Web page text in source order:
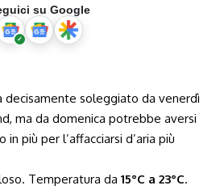
su Google
decisamente soleggiato da venerdì
ma da domenica potrebbe aversi
più per l’affacciarsi d’aria più
Temperatura da 15°C a 23°C.